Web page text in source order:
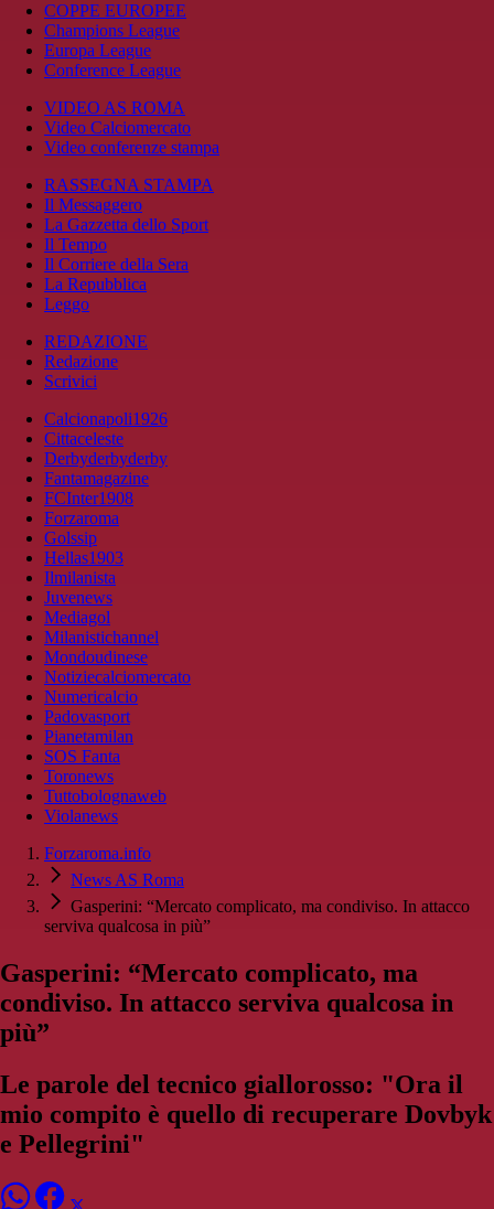
COPPE EUROPEE
Champions League
Europa League
Conference League
VIDEO AS ROMA
Video Calciomercato
Video conferenze stampa
RASSEGNA STAMPA
Il Messaggero
La Gazzetta dello Sport
Il Tempo
Il Corriere della Sera
La Repubblica
Leggo
REDAZIONE
Redazione
Scrivici
Calcionapoli1926
Cittaceleste
Derbyderbyderby
Fantamagazine
FCInter1908
Forzaroma
Golssip
Hellas1903
Ilmilanista
Juvenews
Mediagol
Milanistichannel
Mondoudinese
Notiziecalciomercato
Numericalcio
Padovasport
Pianetamilan
SOS Fanta
Toronews
Tuttobolognaweb
Violanews
Forzaroma.info
News AS Roma
Gasperini: “Mercato complicato, ma condiviso. In attacco
serviva qualcosa in più”
Gasperini: “Mercato complicato, ma
condiviso. In attacco serviva qualcosa in
più”
Le parole del tecnico giallorosso: "Ora il
mio compito è quello di recuperare Dovbyk
e Pellegrini"